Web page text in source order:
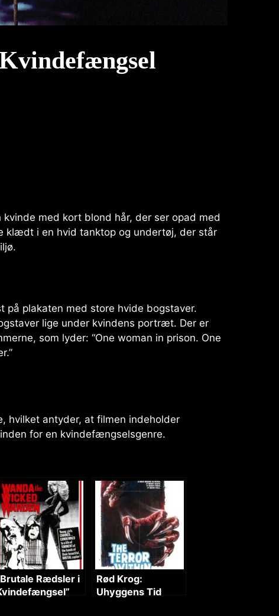
med kort blond hår, der ser opad med
klædt i en hvid tanktop og undertøj, der står
på plakaten med store hvide bogstaver.
lige under kvindens portræt. Der er
som lyder: “One woman in prison. One
hvilket antyder, at filmen indeholder
for en kvindefængselsgenre.
Rædsler i
Rød Krog:
Uhyggens Tid